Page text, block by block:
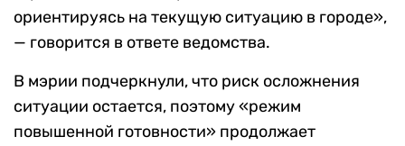
ориентируясь на текущую ситуацию в городе»,
— говорится в ответе ведомства.
В мэрии подчеркнули, что риск осложнения
ситуации остается, поэтому «режим
повышенной готовности» продолжает